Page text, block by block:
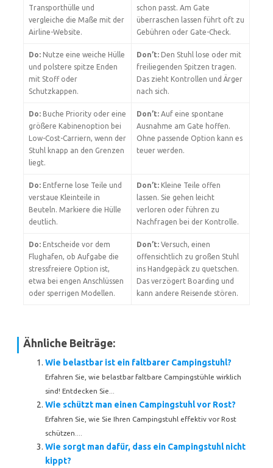
Transporthülle und
vergleiche die Maße mit der
Airline-Website.
schon passt. Am Gate
überraschen lassen führt oft zu
Gebühren oder Gate-Check.
Do: Nutze eine weiche Hülle
und polstere spitze Enden
mit Stoff oder
Schutzkappen.
Don’t: Den Stuhl lose oder mit
freiliegenden Spitzen tragen.
Das zieht Kontrollen und Ärger
nach sich.
Do: Buche Priority oder eine
größere Kabinenoption bei
Low-Cost-Carriern, wenn der
Stuhl knapp an den Grenzen
liegt.
Don’t: Auf eine spontane
Ausnahme am Gate hoffen.
Ohne passende Option kann es
teuer werden.
Do: Entferne lose Teile und
verstaue Kleinteile in
Beuteln. Markiere die Hülle
deutlich.
Don’t: Kleine Teile offen
lassen. Sie gehen leicht
verloren oder führen zu
Nachfragen bei der Kontrolle.
Do: Entscheide vor dem
Flughafen, ob Aufgabe die
stressfreiere Option ist,
etwa bei engen Anschlüssen
oder sperrigen Modellen.
Don’t: Versuch, einen
offensichtlich zu großen Stuhl
ins Handgepäck zu quetschen.
Das verzögert Boarding und
kann andere Reisende stören.
Ähnliche Beiträge:
Wie belastbar ist ein faltbarer Campingstuhl?
Erfahren Sie, wie belastbar faltbare Campingstühle wirklich
sind! Entdecken Sie...
Wie schützt man einen Campingstuhl vor Rost?
Erfahren Sie, wie Sie Ihren Campingstuhl effektiv vor Rost
schützen....
Wie sorgt man dafür, dass ein Campingstuhl nicht
kippt?